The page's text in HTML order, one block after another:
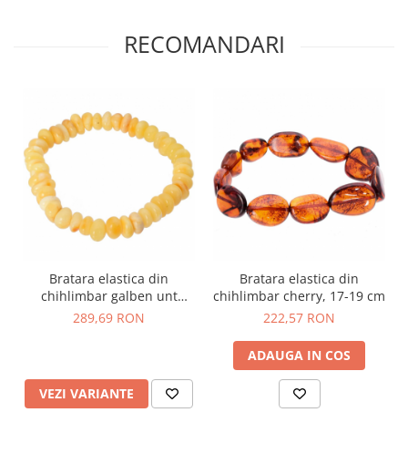
RECOMANDARI
Bratara elastica din
chihlimbar galben unt
Boabe de Porumb
289,69 RON
VEZI VARIANTE
Bratara elastica din
chihlimbar cherry, 17-19 cm
222,57 RON
ADAUGA IN COS